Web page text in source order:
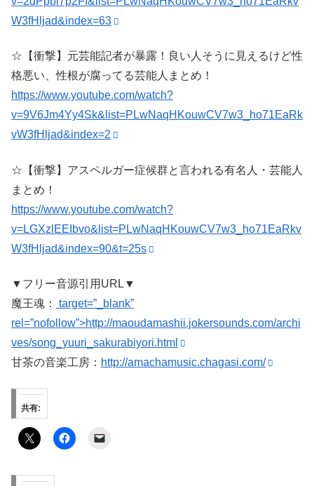
W3fHljad&index=63
☆【衝撃】元芸能記者が暴露！良い人そうに見えるけど性
格悪い、性根が腐ってる芸能人まとめ！
https://www.youtube.com/watch?
v=9V6Jm4Yy4Sk&list=PLwNaqHKouwCV7w3_ho71EaRk
vW3fHljad&index=2
☆【衝撃】アスペルガー症候群と言われる有名人・芸能人
まとめ！
https://www.youtube.com/watch?
v=LGXzlEEIbvo&list=PLwNaqHKouwCV7w3_ho71EaRkv
W3fHljad&index=90&t=25s
▼フリー音源引用URL▼
魔王魂：
target=”_blank”
rel=”nofollow”>http://maoudamashii.jokersounds.com/archi
ves/song_yuuri_sakurabiyori.html
甘茶の音楽工房： http://amachamusic.chagasi.com/
共有: